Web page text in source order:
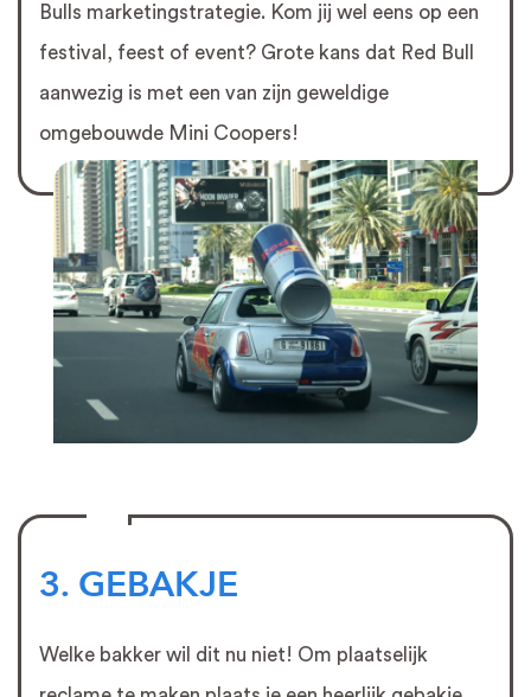
Bulls marketingstrategie. Kom jij wel eens op een
festival, feest of event? Grote kans dat Red Bull
aanwezig is met een van zijn geweldige
omgebouwde Mini Coopers!
3. GEBAKJE
Welke bakker wil dit nu niet! Om plaatselijk